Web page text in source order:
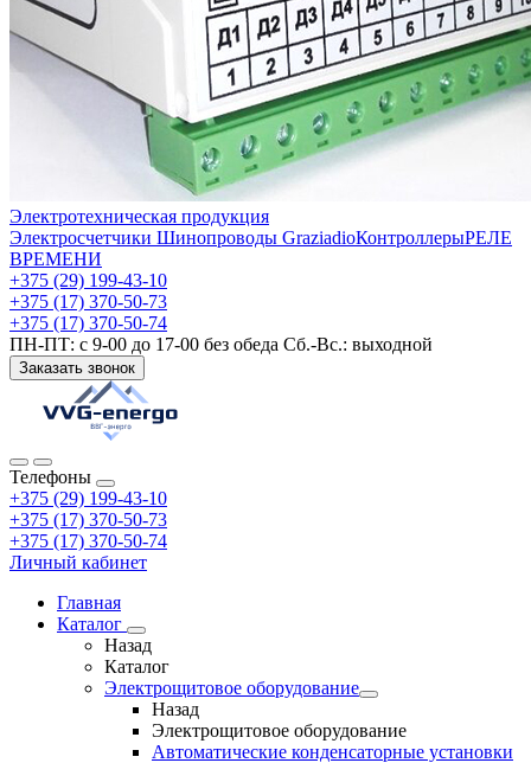
Электротехническая продукция
Электросчетчики Шинопроводы GraziadioКонтроллерыРЕЛЕ
ВРЕМЕНИ
+375 (29) 199-43-10
+375 (17) 370-50-73
+375 (17) 370-50-74
ПН-ПТ: с 9-00 до 17-00 без обеда Сб.-Вс.: выходной
Заказать звонок
Телефоны
+375 (29) 199-43-10
+375 (17) 370-50-73
+375 (17) 370-50-74
Личный кабинет
Главная
Каталог
Назад
Каталог
Электрощитовое оборудование
Назад
Электрощитовое оборудование
Автоматические конденсаторные установки